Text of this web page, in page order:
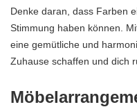
Denke daran, dass Farben
Stimmung haben können.
eine gemütliche und
Zuhause schaffen und dich